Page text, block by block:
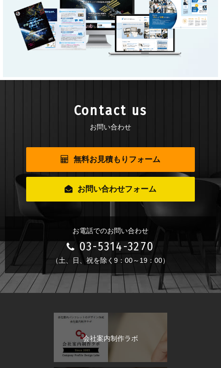
Contact us
お問い合わせ
無料お見積もりフォーム
お問い合わせフォーム
お電話でのお問い合わせ
03-5314-3270
（土、日、祝を除く9：00～19：00）
会社案内制作ラボ